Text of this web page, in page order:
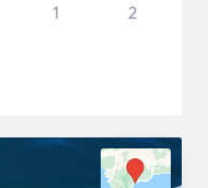
1 2